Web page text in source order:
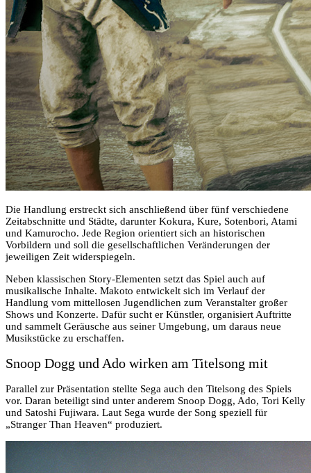
Die Handlung erstreckt sich anschließend über fünf verschiedene
Zeitabschnitte und Städte, darunter Kokura, Kure, Sotenbori, Atami
und Kamurocho. Jede Region orientiert sich an historischen
Vorbildern und soll die gesellschaftlichen Veränderungen der
jeweiligen Zeit widerspiegeln.
Neben klassischen Story-Elementen setzt das Spiel auch auf
musikalische Inhalte. Makoto entwickelt sich im Verlauf der
Handlung vom mittellosen Jugendlichen zum Veranstalter großer
Shows und Konzerte. Dafür sucht er Künstler, organisiert Auftritte
und sammelt Geräusche aus seiner Umgebung, um daraus neue
Musikstücke zu erschaffen.
Snoop Dogg und Ado wirken am Titelsong mit
Parallel zur Präsentation stellte Sega auch den Titelsong des Spiels
vor. Daran beteiligt sind unter anderem Snoop Dogg, Ado, Tori Kelly
und Satoshi Fujiwara. Laut Sega wurde der Song speziell für
„Stranger Than Heaven“ produziert.